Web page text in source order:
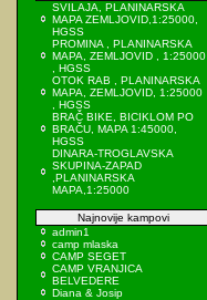
SVILAJA, PLANINARSKA
MAPA ZEMLJOVID,1:25000,
HGSS
PROMINA , PLANINARSKA
MAPA, ZEMLJOVID , 1:25000
, HGSS
OTOK RAB , PLANINARSKA
MAPA, ZEMLJOVID, 1:25000
, HGSS
BRAČ BIKE, BICIKLOM PO
BRAČU, MAPA 1:45000,
HGSS
DINARA-TROGLAVSKA
SKUPINA-ZAPAD
,PLANINARSKA
MAPA,1:25000
Najnovije kampovi
admin1
camp mlaska
CAMP SEGET
CAMP VRANJICA
BELVEDERE
Diana & Josip